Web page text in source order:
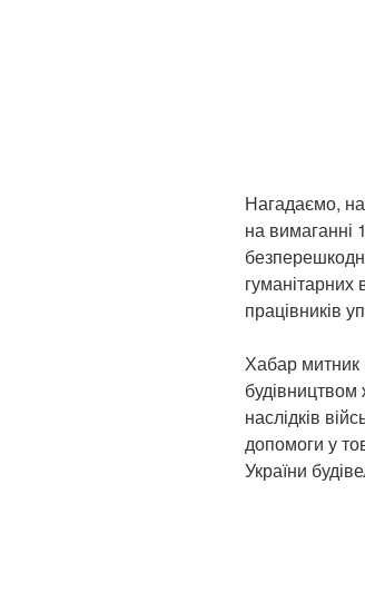
Нагадаємо,
на вимаганні
працівників
Хабар
наслідків
допомоги у
України